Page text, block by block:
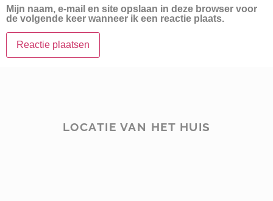
Mijn naam, e-mail en site opslaan in deze browser voor
de volgende keer wanneer ik een reactie plaats.
LOCATIE VAN HET HUIS